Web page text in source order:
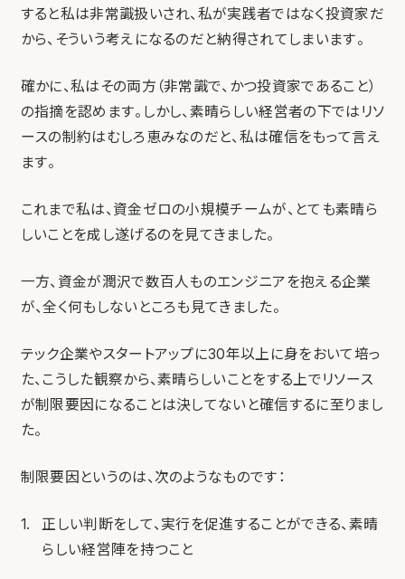
すると私は非常識扱いされ、私が実践者ではなく投資家だ
から、そういう考えになるのだと納得されてしまいます。
確かに、私はその両方（非常識で、かつ投資家であること）
の指摘を認めます。しかし、素晴らしい経営者の下ではリソ
ースの制約はむしろ恵みなのだと、私は確信をもって言え
ます。
これまで私は、資金ゼロの小規模チームが、とても素晴ら
しいことを成し遂げるのを見てきました。
一方、資金が潤沢で数百人ものエンジニアを抱える企業
が、全く何もしないところも見てきました。
テック企業やスタートアップに30年以上に身をおいて培っ
た、こうした観察から、素晴らしいことをする上でリソース
が制限要因になることは決してないと確信するに至りまし
た。
制限要因というのは、次のようなものです：
正しい判断をして、実行を促進することができる、素晴
らしい経営陣を持つこと